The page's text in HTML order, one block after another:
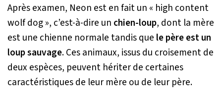
Après examen, Neon est en fait un « high content
wolf dog », c’est-à-dire un chien-loup, dont la mère
est une chienne normale tandis que le père est un
loup sauvage. Ces animaux, issus du croisement de
deux espèces, peuvent hériter de certaines
caractéristiques de leur mère ou de leur père.